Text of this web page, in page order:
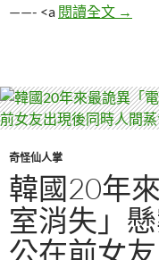
——- <a 閱讀全文 掛在
→
奇怪仙人掌
韓國20年
室消失」
公在前女